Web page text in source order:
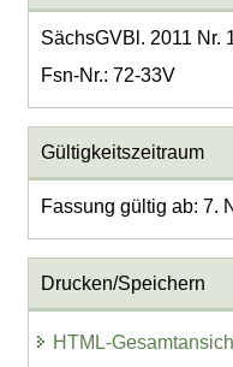
SächsGVBl. 2011 Nr.
Fsn-Nr.: 72-33V
Gültigkeitszeitraum
Fassung gültig ab: 7.
Drucken/Speichern
HTML-